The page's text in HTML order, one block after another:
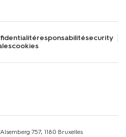
responsabilitésecurity
cookies
757, 1180 Bruxelles